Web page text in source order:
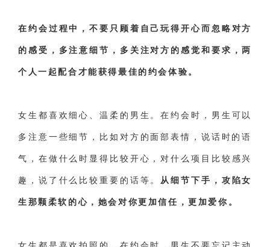
在约会过程中，不要只顾着自己玩得开心而忽略对方
的感受，多注意细节，多关注对方的感觉和要求，两
个人一起配合才能获得最佳的约会体验。
女生都喜欢细心、温柔的男生。在约会时，男生可以
多注意一些细节， 比如对方的面部表情，说话时的语
气，在做什么时显得比较开心，对什么项目比较感兴
趣，说了什么比较重要的话等。 从细节下手，攻陷女
生那颗柔软的心，她会对你更加信任，更加爱你。